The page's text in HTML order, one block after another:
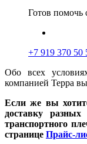
Готов помочь
+7 919 370 50
Обо всех
компанией Терра
Если же вы
доставку
транспортного
странице Прайс-